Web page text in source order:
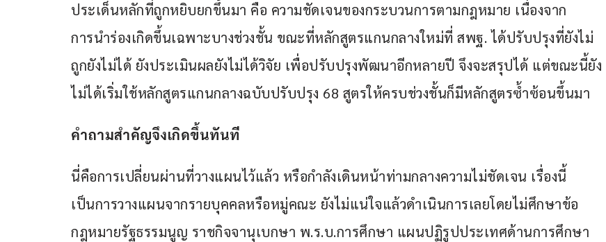
ประเด็นหลักที่ถูกหยิบยกขึ้นมา คือ ความชัดเจนของกระบวนการตามกฎหมาย เนื่องจาก
การนำร่องเกิดขึ้นเฉพาะบางช่วงชั้น ขณะที่หลักสูตรแกนกลางใหม่ที่ สพฐ. ได้ปรับปรุงที่ยังไม่
ถูกยังไม่ได้ ยังประเมินผลยังไม่ได้วิจัย เพื่อปรับปรุงพัฒนาอีกหลายปี จึงจะสรุปได้ แต่ขณะนี้ยัง
ไม่ได้เริ่มใช้หลักสูตรแกนกลางฉบับปรับปรุง 68 สูตรให้ครบช่วงชั้นก็มีหลักสูตรซ้ำซ้อนขึ้นมา
คำถามสำคัญจึงเกิดขึ้นทันที
นี่คือการเปลี่ยนผ่านที่วางแผนไว้แล้ว หรือกำลังเดินหน้าท่ามกลางความไม่ชัดเจน เรื่องนี้
เป็นการวางแผนจากรายบุคคลหรือหมู่คณะ ยังไม่แน่ใจแล้วดำเนินการเลยโดยไม่ศึกษาข้อ
กฎหมายรัฐธรรมนูญ ราชกิจจานุเบกษา พ.ร.บ.การศึกษา แผนปฏิรูปประเทศด้านการศึกษา